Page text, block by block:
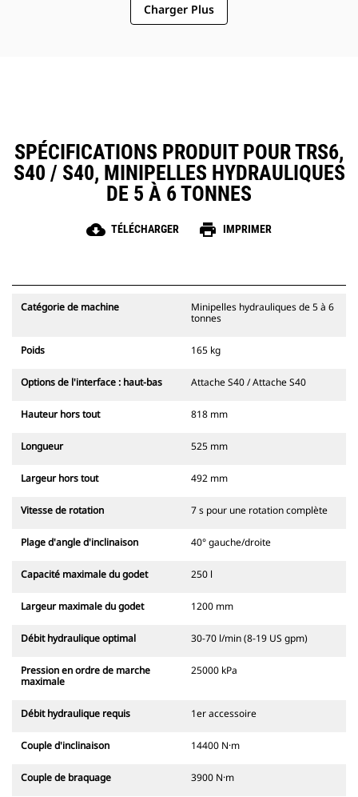
Charger Plus
SPÉCIFICATIONS PRODUIT POUR TRS6,
S40 / S40, MINIPELLES HYDRAULIQUES
DE 5 À 6 TONNES
cloud_download TÉLÉCHARGER print IMPRIMER
Catégorie de machine
Minipelles hydrauliques de 5 à 6
tonnes
Poids 165 kg
Options de l'interface : haut-bas Attache S40 / Attache S40
Hauteur hors tout 818 mm
Longueur 525 mm
Largeur hors tout 492 mm
Vitesse de rotation 7 s pour une rotation complète
Plage d'angle d'inclinaison 40° gauche/droite
Capacité maximale du godet 250 l
Largeur maximale du godet 1200 mm
Débit hydraulique optimal 30-70 l/min (8-19 US gpm)
Pression en ordre de marche
maximale
25000 kPa
Débit hydraulique requis 1er accessoire
Couple d'inclinaison 14400 N·m
Couple de braquage 3900 N·m